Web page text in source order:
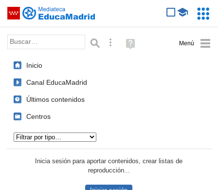
Saltar navegación
Palabra o frase: Búsqueda avanzada
Ayuda
(en
Inicio
Canal EducaMadrid
Últimos contenidos
Centros
Inicia sesión para aportar contenidos, crear listas de
reproducción...